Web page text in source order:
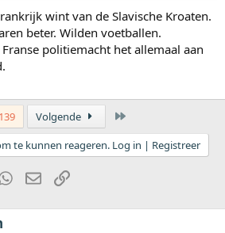
wint van de Slavische Kroaten.
beter. Wilden voetballen.
politiemacht het allemaal aan
Volgende
te kunnen reageren. Log in | Registreer
WhatsApp
E-mailkoppeling